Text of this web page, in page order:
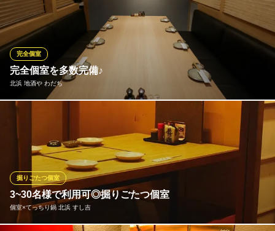
リアが大人な雰囲気を演出！温かい光の照明は気持ちをリラック
スさせてくれます。個室席はしっかりと壁や扉で仕切られている
ので、周囲を気にせずご利用いただけます。10名様～ご使用いた
だけますので、接待や会社宴会などにぜひご活用ください。
JAPANESE DINING じょうのや 平野町店
日本酒やワインも飲放題
大阪府大阪市中央区平野町2-6-11 ホーコス伏見屋ビルB1
完全個室を多数完備♪
北浜 地酒や わだち
完全個室
個室は2名様から最大60名様までご用意！ゆったりお寛ぎいただけ
る個室をご用意しております。お料理はアラカルト以外にも種類
豊富なコースからお選びいただけるので、幹事様も鼻高々！全国4
7都道府県の地酒飲み放題プランは大好評☆大小宴会、接待などさ
まざまなシーンにぜひご利用ください。 60名様以上は要お問合せ
北浜 地酒や わだち
京阪本線北浜駅 徒歩1分
3~30名様で利用可◎掘りごたつ個室
個室×てっちり鍋 北浜 すし吉
掘りごたつ個室